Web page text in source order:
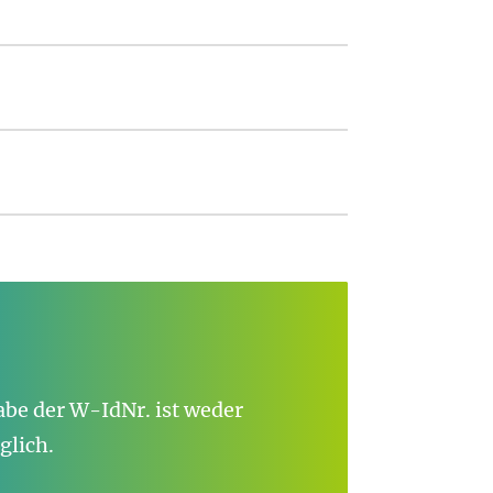
der W-IdNr. ist weder